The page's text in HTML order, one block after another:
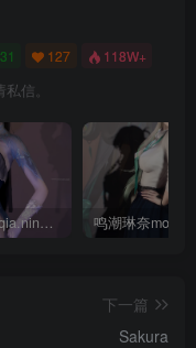
127 118W+
信。
剑来-宁姚qiaqia.ningyao-re.1
下一篇
Sakura